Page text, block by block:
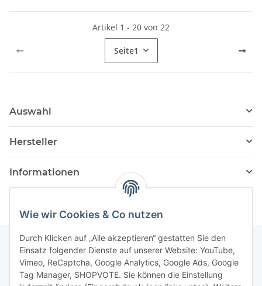
Wie wir Cookies & Co nutzen
Durch Klicken auf „Alle akzeptieren“ gestatten Sie den
Einsatz folgender Dienste auf unserer Website: YouTube,
Vimeo, ReCaptcha, Google Analytics, Google Ads, Google
Tag Manager, SHOPVOTE. Sie können die Einstellung
Artikel 1 - 20 von 22
Seite1
Auswahl
Hersteller
Informationen
Newsletter Abonnieren